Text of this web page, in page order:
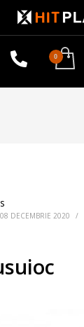
DECEMBRIE 2020 /